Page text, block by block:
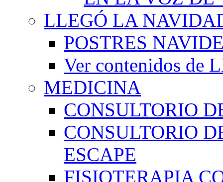
LLEGÓ LA
POSTRES
Ver contenidos de
MEDICINA
CONSULTORIO
CONSULTORIO
ESCAPE
FISIOTERAPIA